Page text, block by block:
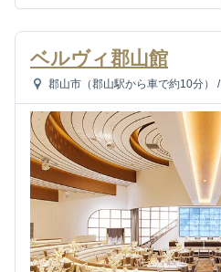
ベルヴィ郡山館
郡山市（郡山駅から車で約10分） /